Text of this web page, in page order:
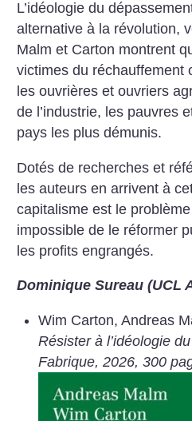
L’idéologie du
alternative à la révolution,
Malm et Carton montrent
victimes du réchauffement
les ouvrières et ouvriers
de l’industrie, les pauvres
pays les plus démunis.
Dotés de recherches et
les auteurs en arrivent à
capitalisme est le
impossible de le réformer
les profits engrangés.
Dominique Sureau (UCL
Wim Carton, Andreas
Résister à l’idéologie du
Fabrique, 2026, 300